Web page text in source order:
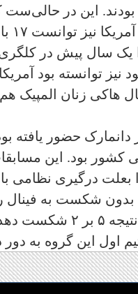
این در حالی‌ست
یک سال پیش در
دانمارک حضور یافته
بود. این مسابقات
درگیری نظامی
آمریکا بدون شکست به